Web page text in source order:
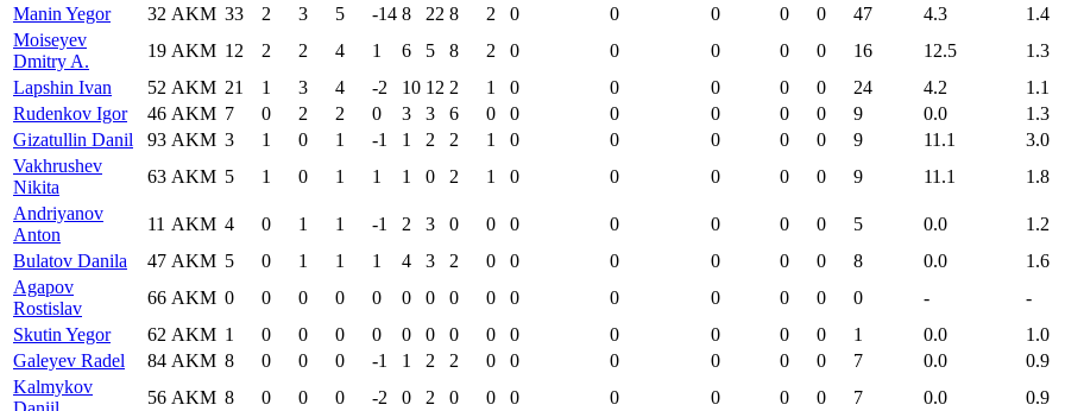
Manin Yegor
32 AKM 33 2 3 5 -14 8 22 8 2 0 0 0 0 0 47 4.3
1.4
Moiseyev
Dmitry A.
19 AKM 12 2 2 4 1 6 5 8 2 0 0 0 0 0 16 12.5
1.3
Lapshin Ivan
52 AKM 21 1 3 4 -2 10 12 2 1 0 0 0 0 0 24 4.2
1.1
Rudenkov Igor
46 AKM 7 0 2 2 0 3 3 6 0 0 0 0 0 0 9 0.0
1.3
Gizatullin Danil
93 AKM 3 1 0 1 -1 1 2 2 1 0 0 0 0 0 9 11.1
3.0
Vakhrushev
Nikita
63 AKM 5 1 0 1 1 1 0 2 1 0 0 0 0 0 9 11.1
1.8
Andriyanov
Anton
11 AKM 4 0 1 1 -1 2 3 0 0 0 0 0 0 0 5 0.0
1.2
Bulatov Danila
47 AKM 5 0 1 1 1 4 3 2 0 0 0 0 0 0 8 0.0
1.6
Agapov
Rostislav
66 AKM 0 0 0 0 0 0 0 0 0 0 0 0 0 0 0 -
-
Skutin Yegor
62 AKM 1 0 0 0 0 0 0 0 0 0 0 0 0 0 1 0.0
1.0
Galeyev Radel
84 AKM 8 0 0 0 -1 1 2 2 0 0 0 0 0 0 7 0.0
0.9
Kalmykov
56 AKM 8 0 0 0 -2 0 2 0 0 0 0 0 0 0 7 0.0 0.9